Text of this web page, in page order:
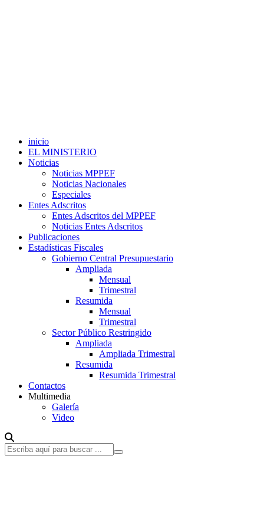
inicio
EL MINISTERIO
Noticias
Noticias MPPEF
Noticias Nacionales
Especiales
Entes Adscritos
Entes Adscritos del MPPEF
Noticias Entes Adscritos
Publicaciones
Estadísticas Fiscales
Gobierno Central Presupuestario
Ampliada
Mensual
Trimestral
Resumida
Mensual
Trimestral
Sector Público Restringido
Ampliada
Ampliada Trimestral
Resumida
Resumida Trimestral
Contactos
Multimedia
Galería
Video